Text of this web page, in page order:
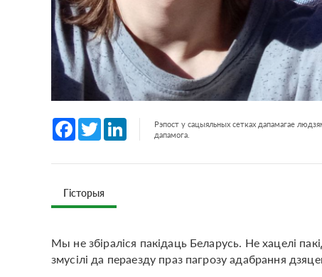
Facebook
Twitter LinkedInРэпост у сацыяльных сетках дапамагае
дапамога.
Гісторыя
Мы не збіраліся пакідаць Беларусь. Не хацелі
змусілі да пераезду праз пагрозу адабрання